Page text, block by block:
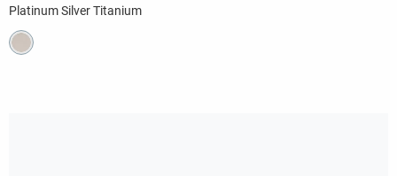
Platinum Silver Titanium